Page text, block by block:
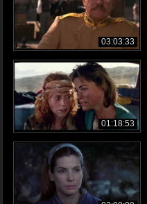
03:03:33
01:18:53